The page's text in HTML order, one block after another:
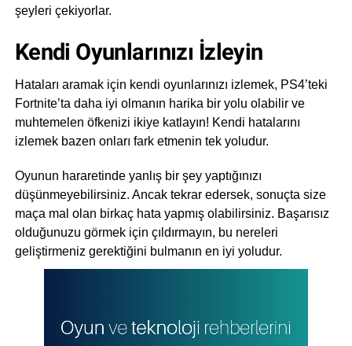
şeyleri çekiyorlar.
Kendi Oyunlarınızı İzleyin
Hataları aramak için kendi oyunlarınızı izlemek, PS4’teki
Fortnite’ta daha iyi olmanın harika bir yolu olabilir ve
muhtemelen öfkenizi ikiye katlayın! Kendi hatalarını
izlemek bazen onları fark etmenin tek yoludur.
Oyunun hararetinde yanlış bir şey yaptığınızı
düşünmeyebilirsiniz. Ancak tekrar edersek, sonuçta size
maça mal olan birkaç hata yapmış olabilirsiniz. Başarısız
olduğunuzu görmek için çıldırmayın, bu nereleri
geliştirmeniz gerektiğini bulmanın en iyi yoludur.